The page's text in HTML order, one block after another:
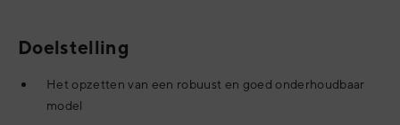
Doelstelling
Het opzetten van een robuust en goed onderhoudbaar
model